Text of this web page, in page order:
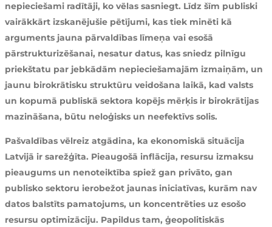
nepieciešami radītāji, ko vēlas sasniegt. Līdz šīm publiski
vairākkārt izskanējušie pētījumi, kas tiek minēti kā
arguments jauna pārvaldības līmeņa vai esošā
pārstrukturizēšanai, nesatur datus, kas sniedz pilnīgu
priekštatu par jebkādām nepieciešamajām izmaiņām, un
jaunu birokrātisku struktūru veidošana laikā, kad valsts
un kopumā publiskā sektora kopējs mērķis ir birokrātijas
mazināšana, būtu neloģisks un neefektīvs solis.
Pašvaldības vēlreiz atgādina, ka ekonomiskā situācija
Latvijā ir sarežģīta. Pieaugošā inflācija, resursu izmaksu
pieaugums un nenoteiktība spiež gan privāto, gan
publisko sektoru ierobežot jaunas iniciatīvas, kurām nav
datos balstīts pamatojums, un koncentrēties uz esošo
resursu optimizāciju. Papildus tam, ģeopolitiskās